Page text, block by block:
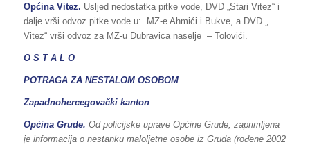
Općina Vitez. Usljed nedostatka pitke vode, DVD „Stari Vitez“ i
dalje vrši odvoz pitke vode u: MZ-e Ahmići i Bukve, a DVD „
Vitez“ vrši odvoz za MZ-u Dubravica naselje – Tolovići.
O S T A L O
POTRAGA ZA NESTALOM OSOBOM
Zapadnohercegovački kanton
Općina Grude. Od policijske uprave Općine Grude, zaprimljena
je informacija o nestanku maloljetne osobe iz Gruda (rođene 2002